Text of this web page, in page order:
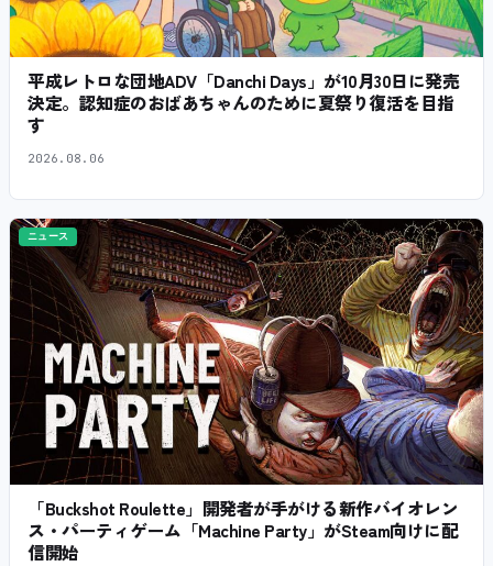
平成レトロな団地ADV「Danchi Days」が10月30日に発売
決定。認知症のおばあちゃんのために夏祭り復活を目指
す
2026.08.06
ニュース
「Buckshot Roulette」開発者が手がける新作バイオレン
ス・パーティゲーム「Machine Party」がSteam向けに配
信開始